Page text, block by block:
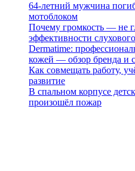
64-летний мужчина
мотоблоком
Почему громкость — не
эффективности
Dermatime:
кожей — обзор бренда и
Как совмещать работу,
развитие
В спальном корпусе
произошёл пожар